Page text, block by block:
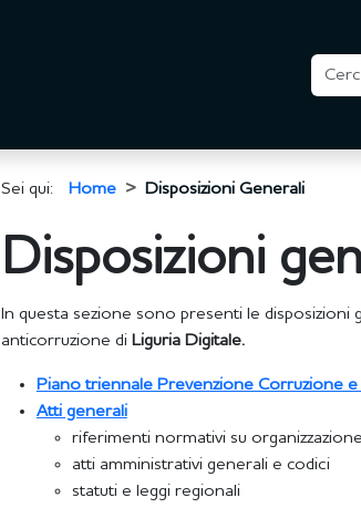
Sei qui: Home Disposizioni Generali
Disposizioni
In questa sezione sono presenti le disposizioni
anticorruzione di Liguria Digitale.
Piano triennale Prevenzione Corruzione e
Atti generali
riferimenti normativi su
atti amministrativi generali e codici
statuti e leggi regionali